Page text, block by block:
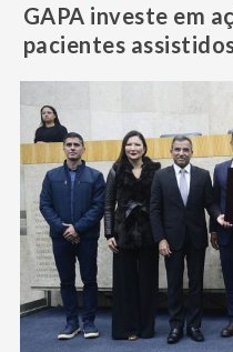
GAPA investe em
pacientes